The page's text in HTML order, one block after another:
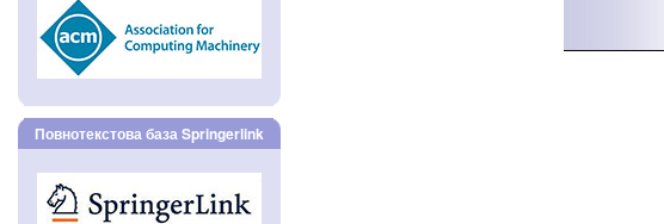
Повнотекстова база Springerlink